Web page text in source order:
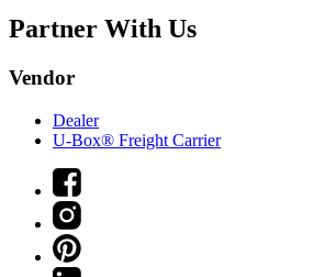
Partner With Us
Vendor
Dealer
U-Box® Freight Carrier